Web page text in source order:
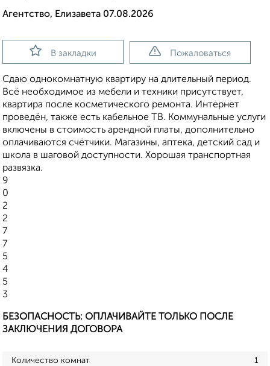
Агентство, Елизавета 07.08.2026
В закладки Пожаловаться
Сдаю однокомнатную квартиру на длительный период.
Всё необходимое из мебели и техники присутствует,
квартира после косметического ремонта. Интернет
проведён, также есть кабельное ТВ. Коммунальные услуги
включены в стоимость арендной платы, дополнительно
оплачиваются счётчики. Магазины, аптека, детский сад и
школа в шаговой доступности. Хорошая транспортная
развязка.
9
0
2
2
7
7
5
4
5
3
БЕЗОПАСНОСТЬ: ОПЛАЧИВАЙТЕ ТОЛЬКО ПОСЛЕ
ЗАКЛЮЧЕНИЯ ДОГОВОРА
Количество комнат 1